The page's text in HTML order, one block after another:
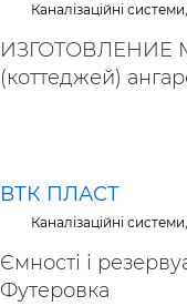
Каналізаційні
ИЗГОТОВЛЕНИЕ
(коттеджей)
ВТК ПЛАСТ
Каналізаційні
Ємності і
Футеровка